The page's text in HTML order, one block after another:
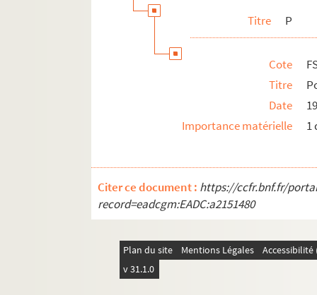
Football
Titre P
Cote
Titre
Date
Importance matérielle
1
Citer ce document : https://ccfr.bnf.fr/
record=eadcgm:EADC:a2151480
Plan du site Mentions Légales
v 31.1.0